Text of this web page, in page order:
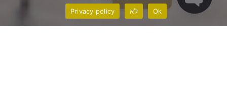
Ok
לא Privacy policy
Open chaty